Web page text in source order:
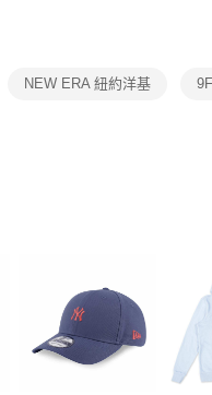
交易，需依本服務之必要範圍
５．嚴禁一人註冊多個帳號或
形，恩沛科技股份有限公司將
NEW ERA 紐約洋基